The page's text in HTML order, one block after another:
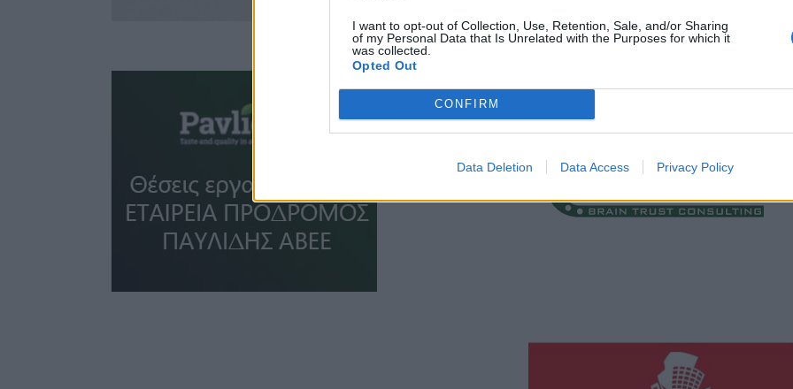
I want to opt-out of Collection, Use, Retention, Sale, and/or Sharing
of my Personal Data that Is Unrelated with the Purposes for which it
was collected.
Opted Out
CONFIRM
Data Deletion Data Access Privacy Policy